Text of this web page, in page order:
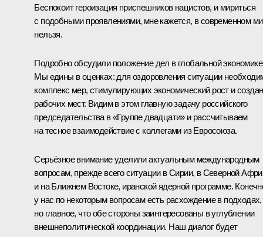
Беспокоит героизация приспешников нацистов, и мириться
с подобными проявлениями, мне кажется, в современном
нельзя.
Подробно обсудили положение дел в глобальной
Мы едины в оценках: для оздоровления ситуации
комплекс мер, стимулирующих экономический рост и
рабочих мест. Видим в этом главную задачу российского
председательства в «Группе двадцати» и рассчитываем
на тесное взаимодействие с коллегами из Евросоюза.
Серьёзное внимание уделили актуальным международным
вопросам, прежде всего ситуации в Сирии, в Северной
и на Ближнем Востоке, иранской ядерной программе.
у нас по некоторым вопросам есть расхождение в подходах,
но главное, что обе стороны заинтересованы в углублении
внешнеполитической координации. Наш диалог будет